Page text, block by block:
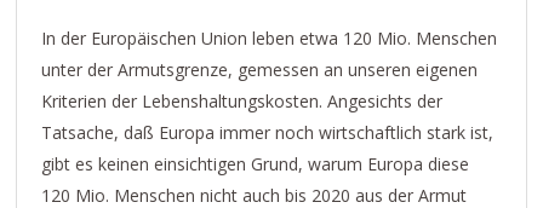
In der Europäischen Union leben etwa 120 Mio. Menschen
unter der Armutsgrenze, gemessen an unseren eigenen
Kriterien der Lebenshaltungskosten. Angesichts der
Tatsache, daß Europa immer noch wirtschaftlich stark ist,
gibt es keinen einsichtigen Grund, warum Europa diese
120 Mio. Menschen nicht auch bis 2020 aus der Armut